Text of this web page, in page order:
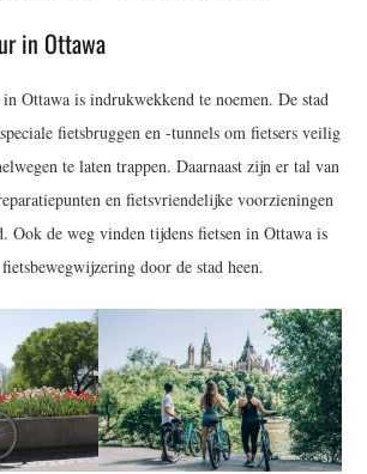
in Ottawa
Ottawa is indrukwekkend te noemen. De stad
fietsbruggen en -tunnels om fietsers veilig
te laten trappen. Daarnaast zijn er tal van
en fietsvriendelijke voorzieningen
Ook de weg vinden tijdens fietsen in Ottawa is
door de stad heen.